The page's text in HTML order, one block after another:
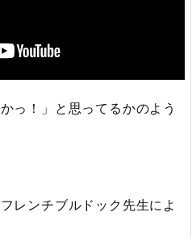
っ！」と思ってるかのよう
レンチブルドック先生によ